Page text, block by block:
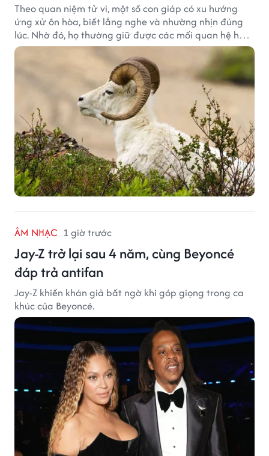
Theo quan niệm tử vi, một số con giáp có xu hướng
ứng xử ôn hòa, biết lắng nghe và nhường nhịn đúng
lúc. Nhờ đó, họ thường giữ được các mối quan hệ hài
hòa và nhận được sự yêu mến từ những người xung
ÂM NHẠC 1 giờ trước
Jay-Z trở lại sau 4 năm, cùng Beyoncé
đáp trả antifan
Jay-Z khiến khán giả bất ngờ khi góp giọng trong ca
khúc của Beyoncé.